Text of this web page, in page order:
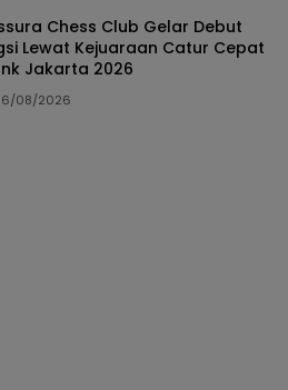
Chess Club Gelar Debut
Lewat Kejuaraan Catur Cepat
Jakarta 2026
08/2026